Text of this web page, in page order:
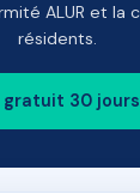
ALUR et la
résidents.
gratuit 30